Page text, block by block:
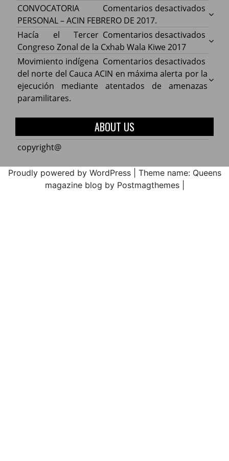
Cauca
con
de
Comentarios desactivados
ACIN
DE
CONVOCATORIA
PERSONAL – ACIN FEBRERO DE 2017.
Comentarios desactivados
Hacía
la
2017
Hacía el Tercer
Congreso Zonal de la Cxhab Wala Kiwe 2017
Comentarios desactivados
Cauca
Movimiento indígena
del norte del Cauca ACIN en máxima alerta por la
ejecución mediante atentados de amenazas
paramilitares.
ABOUT US
copyright@
Proudly powered by WordPress
Theme name: Queens
magazine blog by Postmagthemes